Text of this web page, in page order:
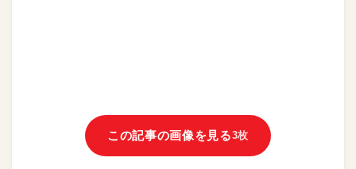
この記事の画像を見る3枚